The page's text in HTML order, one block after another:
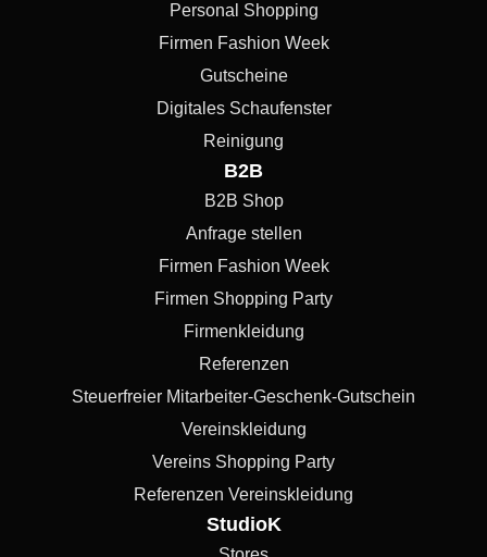
Personal Shopping
Firmen Fashion Week
Gutscheine
Digitales Schaufenster
Reinigung
B2B
B2B Shop
Anfrage stellen
Firmen Fashion Week
Firmen Shopping Party
Firmenkleidung
Referenzen
Steuerfreier Mitarbeiter-Geschenk-Gutschein
Vereinskleidung
Vereins Shopping Party
Referenzen Vereinskleidung
StudioK